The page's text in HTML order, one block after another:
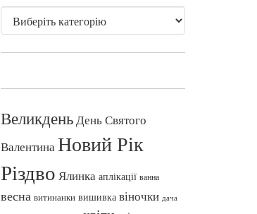
ВеликденьДень Святого
ВалентинаНовий Рік
Різдво Ялинка аплікації ванна
весна витинанки вишивка віночки дача